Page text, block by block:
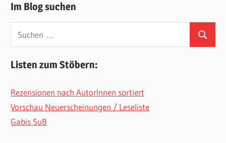
Im Blog suchen
Suchen
nach:
Suchen
Listen zum Stöbern:
Rezensionen nach AutorInnen sortiert
Vorschau Neuerscheinungen / Leseliste
Gabis SuB